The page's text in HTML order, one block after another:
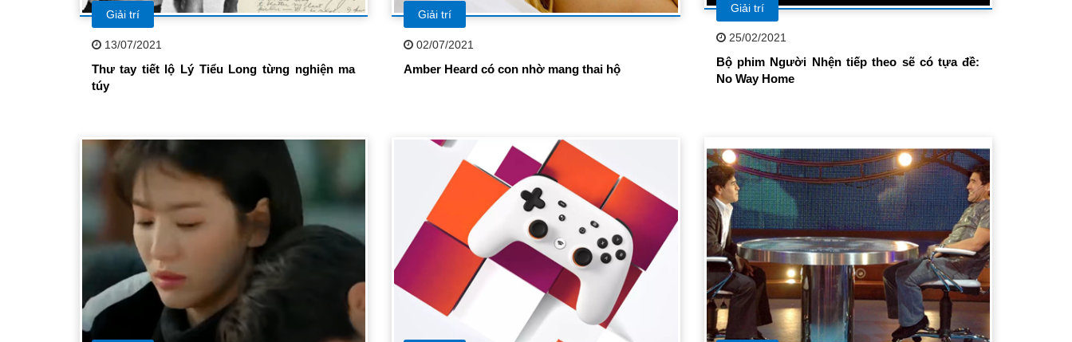
Giải trí
13/07/2021
Thư tay tiết lộ Lý Tiểu Long từng nghiện ma
túy
Giải trí
02/07/2021
Amber Heard có con nhờ mang thai hộ
Giải trí
25/02/2021
Bộ phim Người Nhện tiếp theo sẽ có tựa đề:
No Way Home